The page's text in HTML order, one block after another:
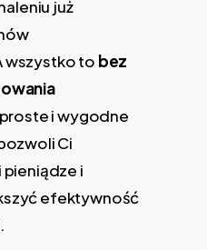
już
wszystko to bez
i wygodne
Ci
pieniądze i
efektywność